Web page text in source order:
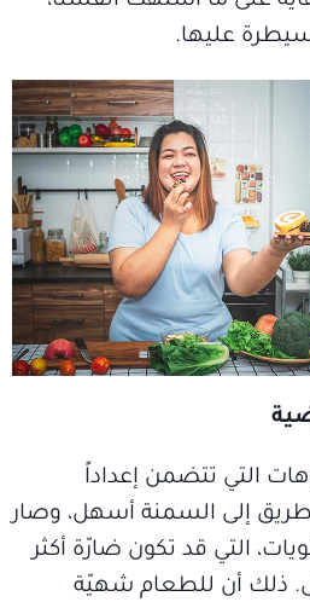
عليها.
التي تتضمن إعداداً
إلى السمنة أسهل، وصار
التي قد تكون ضارّة أكثر
ذلك أن للطعام شهيّة